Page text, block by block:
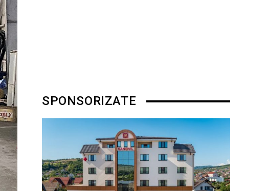
SPONSORIZATE